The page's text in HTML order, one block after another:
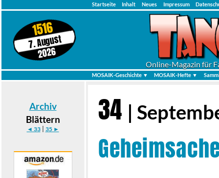
Startseite Inhalt Neues Impressum
1516
7. August
2026
Online-Magazin für
MOSAIK-Geschichte ▼ MOSAIK-Hefte ▼
Archiv
Blättern
◄ 33| 35 ►
34 |